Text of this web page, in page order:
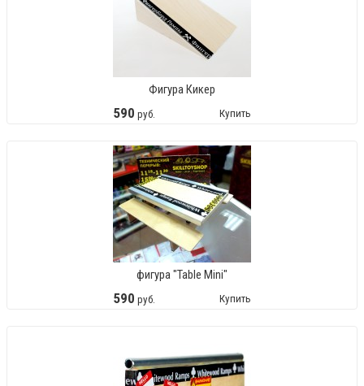
Фигура Кикер
590 руб. Купить
фигура "Table Mini"
590 руб. Купить